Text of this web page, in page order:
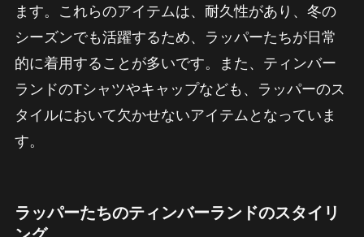
ます。これらのアイテムは、耐久性があり、冬の
シーズンでも活躍するため、ラッパーたちが日常
的に着用することが多いです。また、ティンバー
ランドのTシャツやキャップなども、ラッパーのス
タイルにおいて欠かせないアイテムとなっていま
す。
ラッパーたちのティンバーランドのスタイリ